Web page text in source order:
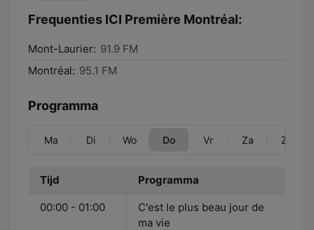
Frequenties ICI Première Montréal:
Mont-Laurier: 91.9 FM
Montréal: 95.1 FM
Programma
Ma Di Wo Do Vr Za Zo
Tijd Programma
00:00 - 01:00
C'est le plus beau jour de
ma vie